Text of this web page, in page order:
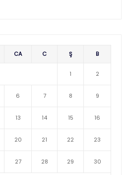
CA C Ş B
1 2
6 7 8 9
13 14 15 16
20 21 22 23
27 28 29 30